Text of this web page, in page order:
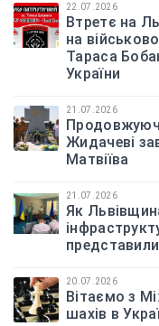
22.07.2026
Втретє на
на
Тараса
України
21.07.2026
Жидачеві
Матвіїва
21.07.2026
Як
20.07.2026
Вітаємо з
шахів в